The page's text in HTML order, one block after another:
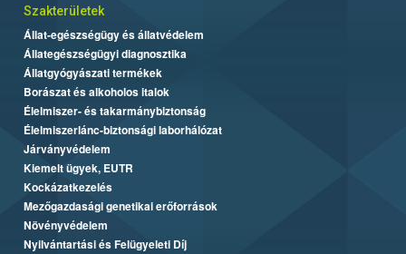
Szakterületek
Állat-egészségügy és állatvédelem
Állategészségügyi diagnosztika
Állatgyógyászati termékek
Borászat és alkoholos italok
Élelmiszer- és takarmánybiztonság
Élelmiszerlánc-biztonsági laborhálózat
Járványvédelem
Kiemelt ügyek, EUTR
Kockázatkezelés
Mezőgazdasági genetikai erőforrások
Növényvédelem
Nyilvántartási és Felügyeleti Díj